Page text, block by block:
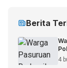
Berita
4